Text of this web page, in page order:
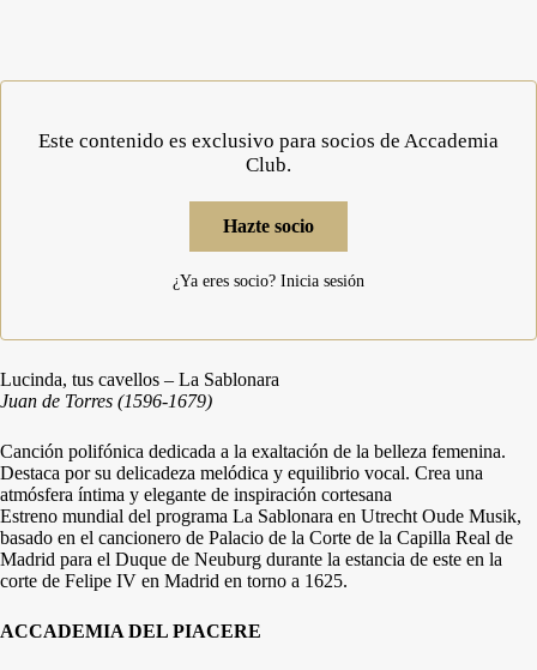
Este contenido es exclusivo para socios de Accademia
Club.
Hazte socio
¿Ya eres socio? Inicia sesión
Lucinda, tus cavellos – La Sablonara
Juan de Torres (1596-1679)
Canción polifónica dedicada a la exaltación de la belleza femenina.
Destaca por su delicadeza melódica y equilibrio vocal. Crea una
atmósfera íntima y elegante de inspiración cortesana
Estreno mundial del programa La Sablonara en Utrecht Oude Musik,
basado en el cancionero de Palacio de la Corte de la Capilla Real de
Madrid para el Duque de Neuburg durante la estancia de este en la
corte de Felipe IV en Madrid en torno a 1625.
ACCADEMIA DEL PIACERE